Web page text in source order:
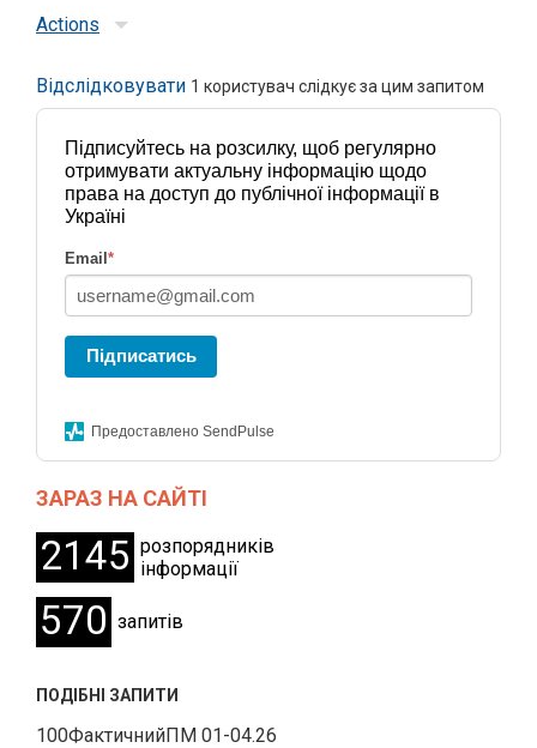
Actions
Відслідковувати 1 користувач слідкує за цим запитом
Підписуйтесь на розсилку, щоб регулярно
отримувати актуальну інформацію щодо
права на доступ до публічної інформації в
Україні
Email *
Підписатись
Предоставлено SendPulse
ЗАРАЗ НА САЙТІ
2145 розпорядників
інформації
570 запитів
ПОДІБНІ ЗАПИТИ
100ФактичнийПМ 01-04.26